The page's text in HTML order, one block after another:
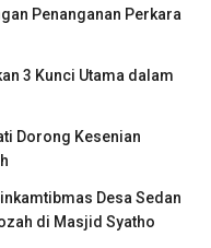
Penanganan Perkara
3 Kunci Utama dalam
Dorong Kesenian
Desa Sedan
di Masjid Syatho